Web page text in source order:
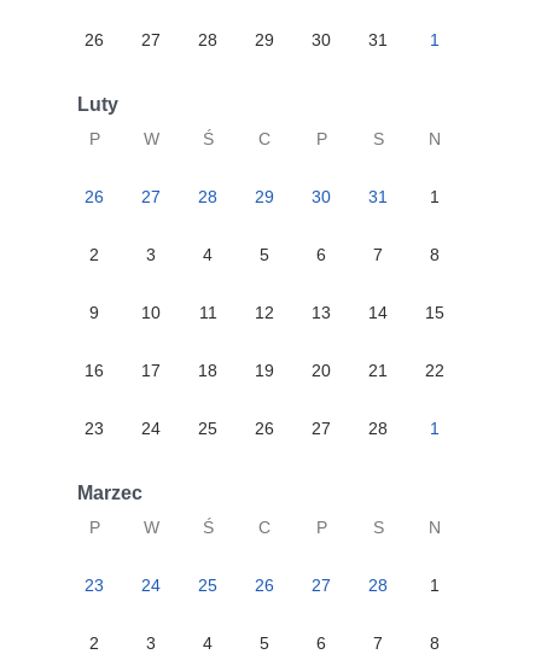
26 27 28 29 30 31 1
Luty
P W Ś C P S N
26 27 28 29 30 31 1
2 3 4 5 6 7 8
9 10 11 12 13 14 15
16 17 18 19 20 21 22
23 24 25 26 27 28 1
Marzec
P W Ś C P S N
23 24 25 26 27 28 1
2 3 4 5 6 7 8